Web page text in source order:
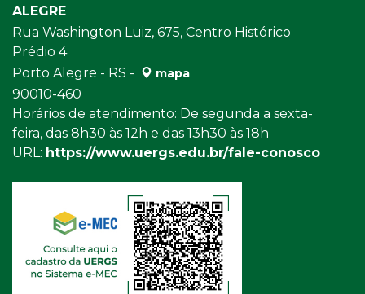
ALEGRE
Rua Washington Luiz, 675, Centro Histórico
Prédio 4
Porto Alegre - RS -
mapa
90010-460
Horários de atendimento: De segunda a sexta-
feira, das 8h30 às 12h e das 13h30 às 18h
URL: https://www.uergs.edu.br/fale-conosco